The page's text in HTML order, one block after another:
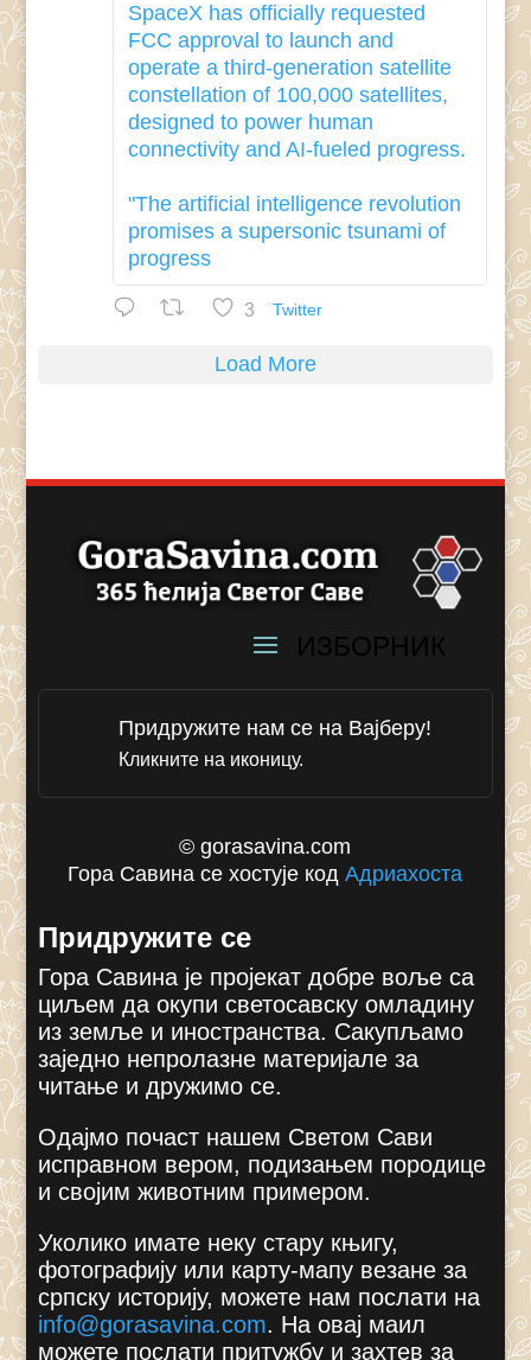
SpaceX has officially requested
FCC approval to launch and
operate a third-generation satellite
constellation of 100,000 satellites,
designed to power human
connectivity and AI-fueled progress.
"The artificial intelligence revolution
promises a supersonic tsunami of
progress
3 Twitter
Load More
Придружите нам се на Вајберу!
Кликните на иконицу.
© gorasavina.com
Гора Савина се хостује кодАдриахоста
Придружите се
Гора Савина је пројекат добре воље са
циљем да окупи светосавску омладину
из земље и иностранства. Сакупљамо
заједно непролазне материјале за
читање и дружимо се.
Одајмо почаст нашем Светом Сави
исправном вером, подизањем породице
и својим животним примером.
Уколико имате неку стару књигу,
фотографију или карту-мапу везане за
српску историју, можете нам послати на
info@gorasavina.com. На овај маил
можете послати притужбу и захтев за